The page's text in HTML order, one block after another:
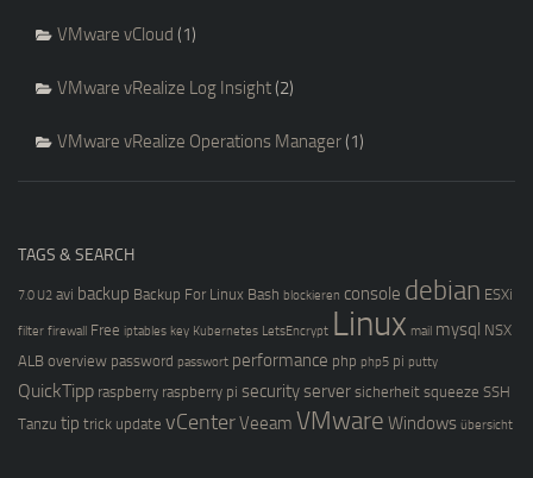
VMware vCloud (1)
VMware vRealize Log Insight(2)
VMware vRealize Operations Manager(1)
TAGS & SEARCH
7.0 U2 avi backup Backup For Linux Bash blockieren console debian ESXi
filter firewall Free iptables key Kubernetes LetsEncrypt Linux mail mysql NSX
ALB overview password passwort performance php php5 pi putty
QuickTipp raspberry raspberry pi securityserver sicherheit squeeze SSH
Tanzu tip trick update vCenterVeeam VMware Windows übersicht